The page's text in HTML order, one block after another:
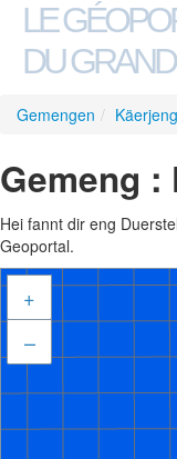
LE
DU
Gemengen / Käerjeng
Gemeng
Hei fannt dir eng
Geoportal.
+
–